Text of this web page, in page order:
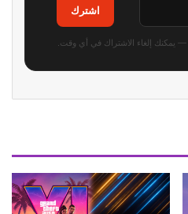
اشترك
إلغاء الاشتراك في أي وقت.